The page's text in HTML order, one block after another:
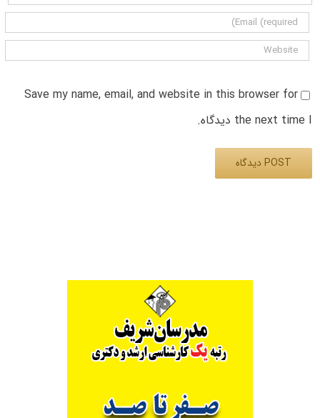
Save my name, email, and website in this browser for
the next time I دیدگاه.